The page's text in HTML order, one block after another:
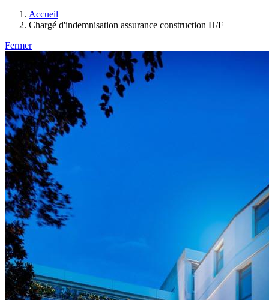
Accueil
Chargé d'indemnisation assurance construction H/F
Fermer